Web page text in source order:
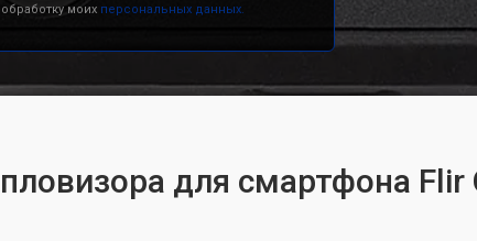
моих персональных данных.
для смартфона Flir